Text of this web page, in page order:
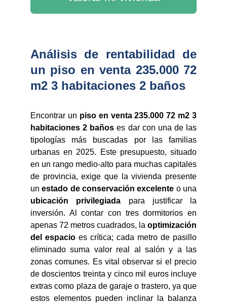
Análisis de rentabilidad de
un piso en venta 235.000 72
m2 3 habitaciones 2 baños
Encontrar un piso en venta 235.000 72 m2 3
habitaciones 2 baños es dar con una de las
tipologías más buscadas por las familias
urbanas en 2025. Este presupuesto, situado
en un rango medio-alto para muchas capitales
de provincia, exige que la vivienda presente
unestado de conservación excelente o una
ubicación privilegiada para justificar la
inversión. Al contar con tres dormitorios en
apenas 72 metros cuadrados, la optimización
del espacio es crítica; cada metro de pasillo
eliminado suma valor real al salón y a las
zonas comunes. Es vital observar si el precio
de doscientos treinta y cinco mil euros incluye
extras como plaza de garaje o trastero, ya que
estos elementos pueden inclinar la balanza